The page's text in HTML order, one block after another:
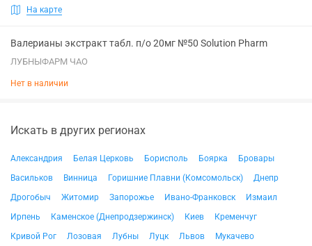
На карте
Валерианы экстракт табл. п/о 20мг №50 Solution Pharm
ЛУБНЫФАРМ ЧАО
Нет в наличии
Искать в других регионах
Александрия Белая Церковь Борисполь Боярка
Бровары
Васильков
Винница Горишние Плавни (Комсомольск)
Днепр
Дрогобыч
Житомир Запорожье Ивано-Франковск
Измаил
Ирпень
Каменское (Днепродзержинск) Киев
Кременчуг
Кривой Рог
Лозовая Лубны Луцк Львов
Мукачево